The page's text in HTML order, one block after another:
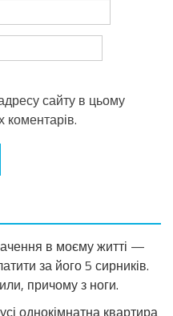
сайту в цьому
коментарів.
в моєму житті —
за його 5 сирників.
причому з ноги.